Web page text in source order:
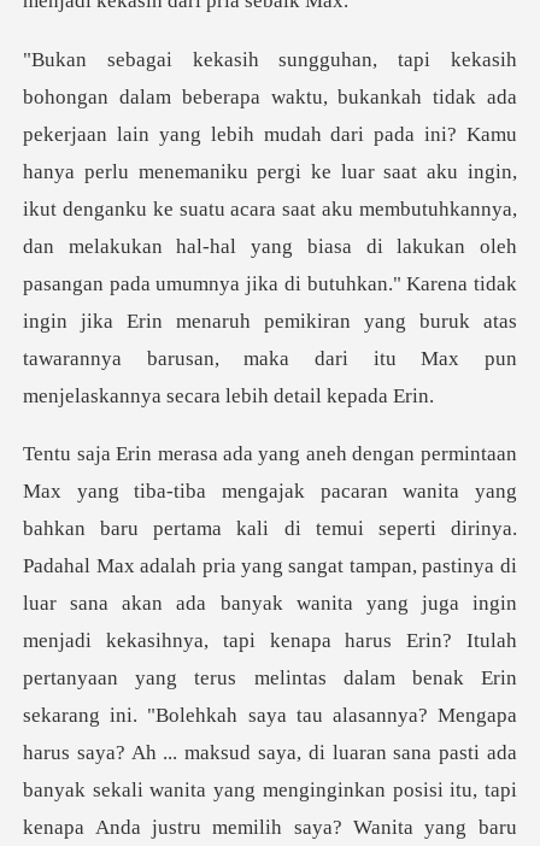
aniku pergi ke luar saat aku ingin,
ikut denganku ke suatu acara saat aku membutuhkannya,
dan melakukan hal-hal yang biasa di lakukan oleh
pasangan pada umumnya jika
uar sana akan ada banyak wanita yang juga ingin
menjadi kekasihnya, tapi kenapa harus Erin? Itulah
pertanyaan yang terus melintas dalam benak Erin
sekarang ini. "Bolehkah saya tau alasannya? Mengapa
harus saya?